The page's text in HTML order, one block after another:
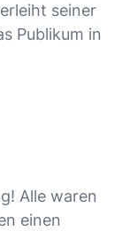
seiner
Publikum in
Alle waren
einen